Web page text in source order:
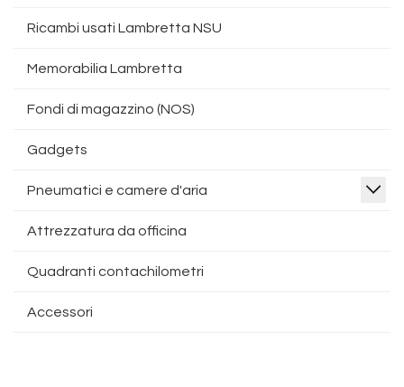
Ricambi usati Lambretta NSU
Memorabilia Lambretta
Fondi di magazzino (NOS)
Gadgets
Pneumatici e camere d'aria
Attrezzatura da officina
Quadranti contachilometri
Accessori